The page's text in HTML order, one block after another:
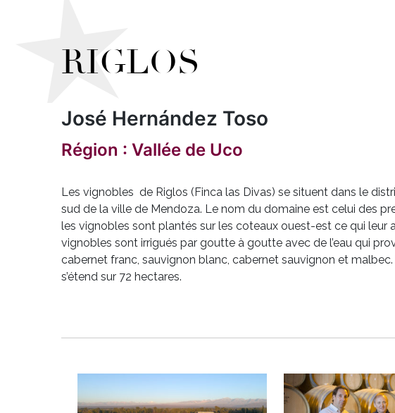
RIGLOS
José Hernández Toso
Région : Vallée de Uco
Les vignobles de Riglos (Finca las Divas) se situent dans le
sud de la ville de Mendoza. Le nom du domaine est celui des
les vignobles sont plantés sur les coteaux ouest-est ce qui leur
vignobles sont irrigués par goutte à goutte avec de l’eau qui
cabernet franc, sauvignon blanc, cabernet sauvignon et
s’étend sur 72 hectares.